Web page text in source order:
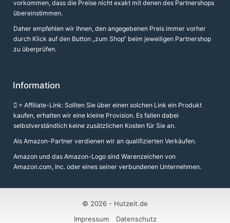
vorkommen, dass die Preise nicht exakt mit denen des Partnershops
übereinstimmen.
Daher empfehlen wir Ihnen, den angegebenen Preis immer vorher
durch Klick auf den Button „zum Shop“ beim jeweiligen Partnershop
zu überprüfen.
Information
= Affiliate-Link: Sollten Sie über einen solchen Link ein Produkt
kaufen, erhalten wir eine kleine Provision. Es fallen dabei
selbstverständlich keine zusätzlichen Kosten für Sie an.
Als Amazon-Partner verdienen wir an qualifizierten Verkäufen.
Amazon und das Amazon-Logo sind Warenzeichen von
Amazon.com, Inc. oder eines seiner verbundenen Unternehmen.
© 2026 - Hutzeit.de
Impressum
Datenschutz